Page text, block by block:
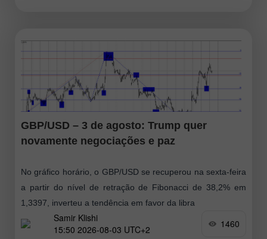
GBP/USD – 3 de agosto: Trump quer
novamente negociações e paz
No gráfico horário, o GBP/USD se recuperou na sexta-feira
a partir do nível de retração de Fibonacci de 38,2% em
1,3397, inverteu a tendência em favor da libra
Samir Klishi
15:50 2026-08-03 UTC+2
1460